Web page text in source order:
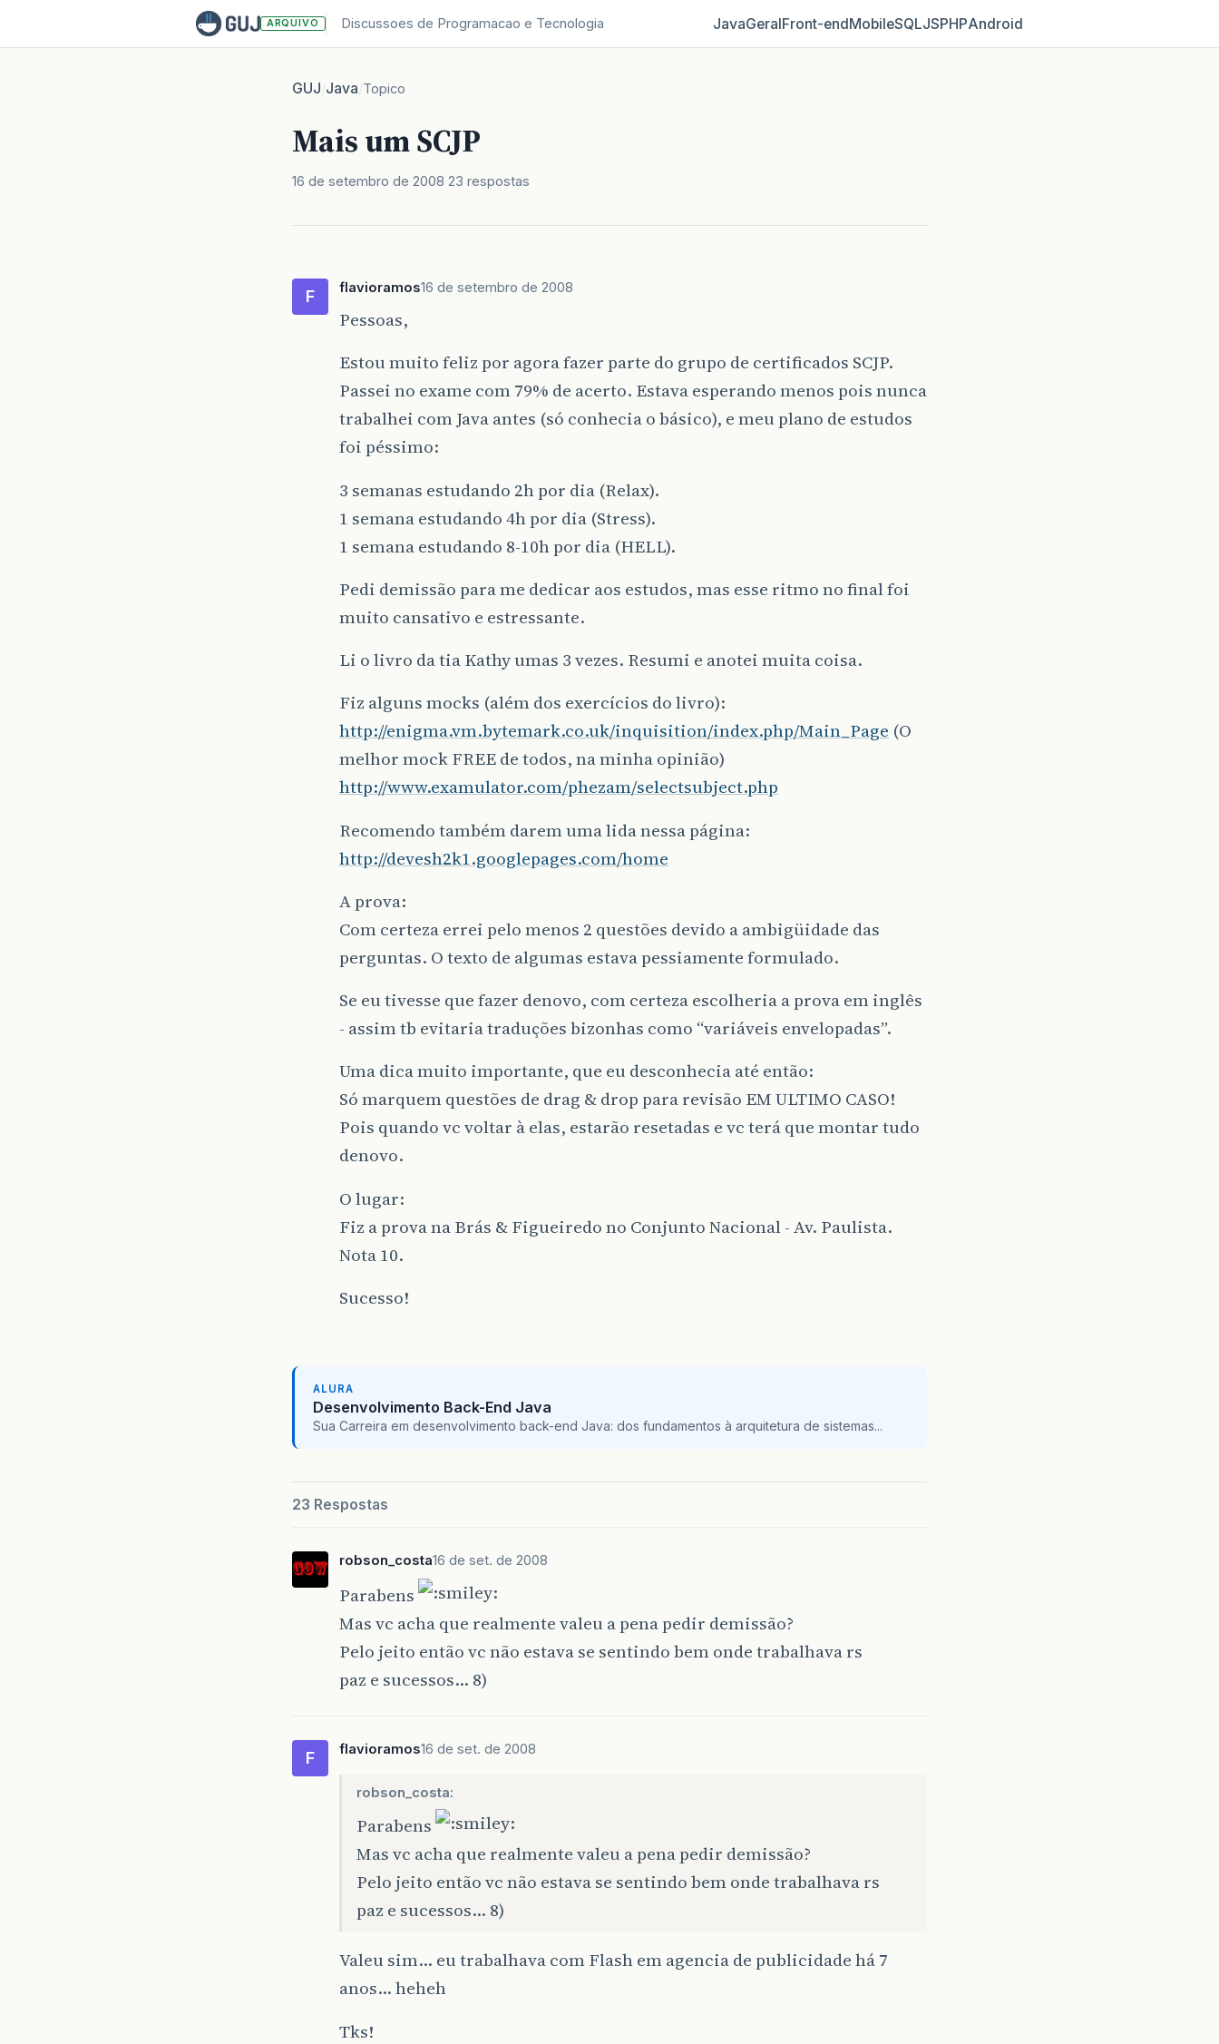
ARQUIVO Discussoes de Programacao e Tecnologia JavaGeralFront‑endMobileSQLJSPHPAndroid
GUJ/Java/Topico
Mais um SCJP
16 de setembro de 2008 23 respostas
F flavioramos16 de setembro de 2008
Pessoas,
Estou muito feliz por agora fazer parte do grupo de certificados SCJP.
Passei no exame com 79% de acerto. Estava esperando menos pois nunca
trabalhei com Java antes (só conhecia o básico), e meu plano de estudos
foi péssimo:
3 semanas estudando 2h por dia (Relax).
1 semana estudando 4h por dia (Stress).
1 semana estudando 8-10h por dia (HELL).
Pedi demissão para me dedicar aos estudos, mas esse ritmo no final foi
muito cansativo e estressante.
Li o livro da tia Kathy umas 3 vezes. Resumi e anotei muita coisa.
Fiz alguns mocks (além dos exercícios do livro):
http://enigma.vm.bytemark.co.uk/inquisition/index.php/Main_Page (O
melhor mock FREE de todos, na minha opinião)
http://www.examulator.com/phezam/selectsubject.php
Recomendo também darem uma lida nessa página:
http://devesh2k1.googlepages.com/home
A prova:
Com certeza errei pelo menos 2 questões devido a ambigüidade das
perguntas. O texto de algumas estava pessiamente formulado.
Se eu tivesse que fazer denovo, com certeza escolheria a prova em inglês
- assim tb evitaria traduções bizonhas como “variáveis envelopadas”.
Uma dica muito importante, que eu desconhecia até então:
Só marquem questões de drag & drop para revisão EM ULTIMO CASO!
Pois quando vc voltar à elas, estarão resetadas e vc terá que montar tudo
denovo.
O lugar:
Fiz a prova na Brás & Figueiredo no Conjunto Nacional - Av. Paulista.
Nota 10.
Sucesso!
ALURA
Desenvolvimento Back-End Java
Sua Carreira em desenvolvimento back-end Java: dos fundamentos à arquitetura de sistemas...
23 Respostas
robson_costa16 de set. de 2008
Parabens
Mas vc acha que realmente valeu a pena pedir demissão?
Pelo jeito então vc não estava se sentindo bem onde trabalhava rs
paz e sucessos… 8)
F flavioramos16 de set. de 2008
robson_costa:
Parabens
Mas vc acha que realmente valeu a pena pedir demissão?
Pelo jeito então vc não estava se sentindo bem onde trabalhava rs
paz e sucessos… 8)
Valeu sim… eu trabalhava com Flash em agencia de publicidade há 7
anos… heheh
Tks!